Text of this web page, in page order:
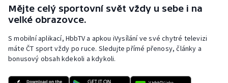
Mějte celý sportovní svět vždy u sebe i na
velké obrazovce.
S mobilní aplikací, HbbTV a apkou iVysílání ve své chytré televizi
máte ČT sport vždy po ruce. Sledujte přímé přenosy, články a
bonusový obsah kdekoli a kdykoli.